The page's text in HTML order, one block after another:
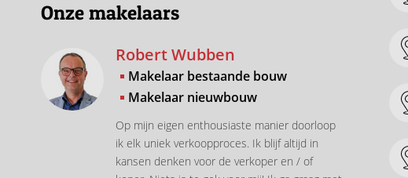
Onze makelaars
Robert Wubben
Makelaar bestaande bouw
Makelaar nieuwbouw
Op mijn eigen enthousiaste manier doorloop
ik elk uniek verkoopproces. Ik blijf altijd in
kansen denken voor de verkoper en / of